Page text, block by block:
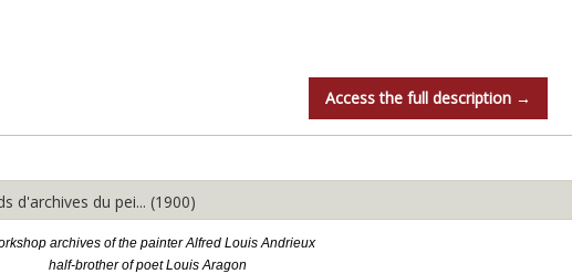
Access the full description →
d'archives du pei... (1900)
archives of the painter Alfred Louis Andrieux
half-brother of poet Louis Aragon